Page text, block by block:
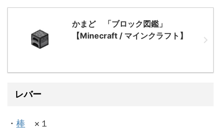
かまど 「ブロック図鑑」
【Minecraft / マインクラフト】
レバー
・ 棒 ×１